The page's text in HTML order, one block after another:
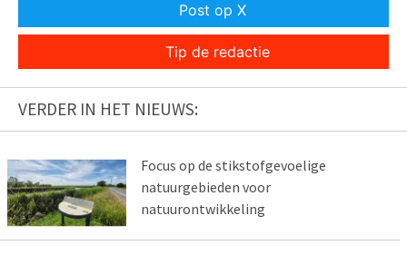
Post op X
Tip de redactie
VERDER IN HET NIEUWS:
Focus op de stikstofgevoelige
natuurgebieden voor
natuurontwikkeling